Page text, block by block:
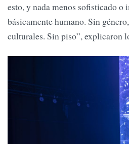
esto, y nada menos sofisticado o
básicamente humano. Sin
culturales. Sin piso”, explicaron